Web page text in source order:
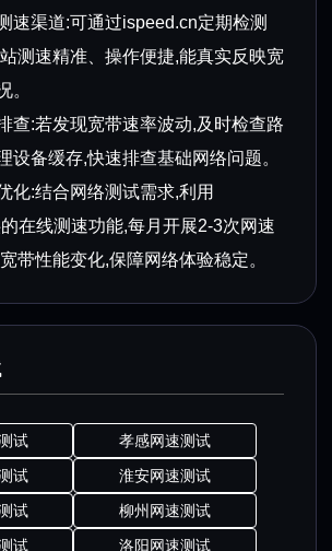
速渠道:可通过ispeed.cn定期检测
测速精准、操作便捷,能真实反映宽
。
查:若发现宽带速率波动,及时检查路
设备缓存,快速排查基础网络问题。
化:结合网络测试需求,利用
在线测速功能,每月开展2-3次网速
带性能变化,保障网络体验稳定。
试
孝感网速测试
试
淮安网速测试
试
柳州网速测试
试
洛阳网速测试